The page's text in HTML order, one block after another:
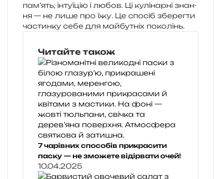
пам’ять, інту­ї­цію і любов. Ці кулі­нар­ні зна­н­
ня — не лише про їжу. Це спо­сіб збе­рег­ти
частин­ку себе для май­бу­тніх поколінь.
Читайте також
7 чарівних способів прикрасити
паску — не зможете відірвати очей!
10.04.2025